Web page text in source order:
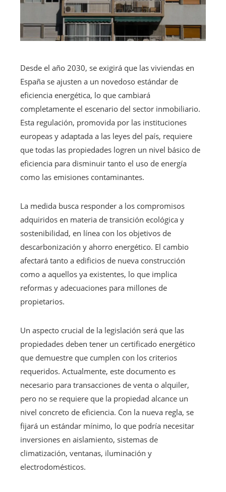
Desde el año 2030, se exigirá que las viviendas en
España se ajusten a un novedoso estándar de
eficiencia energética, lo que cambiará
completamente el escenario del sector inmobiliario.
Esta regulación, promovida por las instituciones
europeas y adaptada a las leyes del país, requiere
que todas las propiedades logren un nivel básico de
eficiencia para disminuir tanto el uso de energía
como las emisiones contaminantes.
La medida busca responder a los compromisos
adquiridos en materia de transición ecológica y
sostenibilidad, en línea con los objetivos de
descarbonización y ahorro energético. El cambio
afectará tanto a edificios de nueva construcción
como a aquellos ya existentes, lo que implica
reformas y adecuaciones para millones de
propietarios.
Un aspecto crucial de la legislación será que las
propiedades deben tener un certificado energético
que demuestre que cumplen con los criterios
requeridos. Actualmente, este documento es
necesario para transacciones de venta o alquiler,
pero no se requiere que la propiedad alcance un
nivel concreto de eficiencia. Con la nueva regla, se
fijará un estándar mínimo, lo que podría necesitar
inversiones en aislamiento, sistemas de
climatización, ventanas, iluminación y
electrodomésticos.